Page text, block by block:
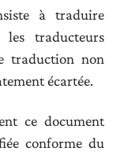
à traduire
les traducteurs
traduction non
écartée.
ce document
conforme du